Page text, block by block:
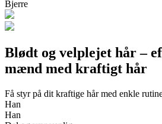
Bjerre
Blødt og velplejet hår –
mænd med kraftigt hår
Få styr på dit kraftige hår med enkle
Han
Han